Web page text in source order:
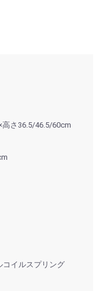
高さ36.5/46.5/60cm
イルスプリング